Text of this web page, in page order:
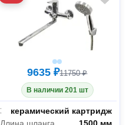
9635 ₽11750 ₽
В наличии 201 шт
Запорный клапанкерамический картридж